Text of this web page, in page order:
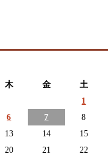
木 金
土
1
6 7
8
13 14
15
20 21 22